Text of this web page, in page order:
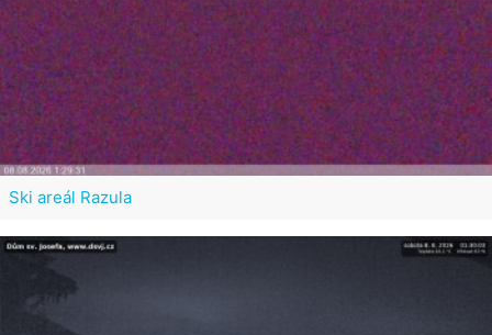
Ski areál Razula